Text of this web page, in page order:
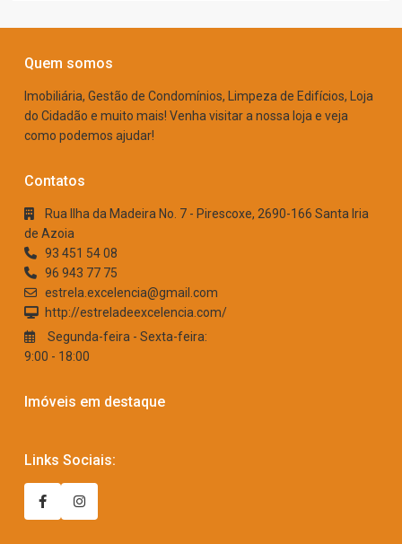
Quem somos
Imobiliária, Gestão de Condomínios, Limpeza de Edifícios, Loja
do Cidadão e muito mais! Venha visitar a nossa loja e veja
como podemos ajudar!
Contatos
Rua Ilha da Madeira No. 7 - Pirescoxe, 2690-166 Santa Iria
de Azoia
93 451 54 08
96 943 77 75
estrela.excelencia@gmail.com
http://estreladeexcelencia.com/
Segunda-feira - Sexta-feira:
9:00 - 18:00
Imóveis em destaque
Links Sociais: